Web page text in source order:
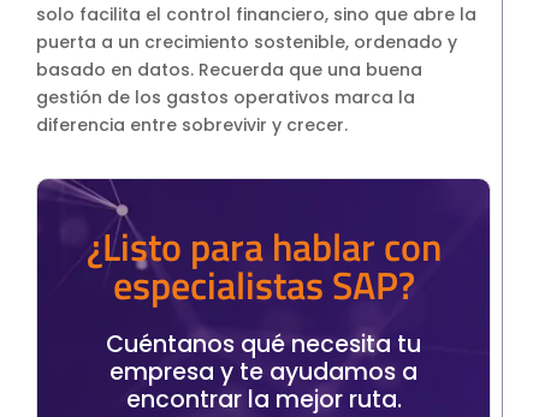
solo facilita el control financiero, sino que abre la
puerta a un crecimiento sostenible, ordenado y
basado en datos. Recuerda que una buena
gestión de los gastos operativos marca la
diferencia entre sobrevivir y crecer.
¿Listo para hablar con
especialistas SAP?
Cuéntanos qué necesita tu
empresa y te ayudamos a
encontrar la mejor ruta.